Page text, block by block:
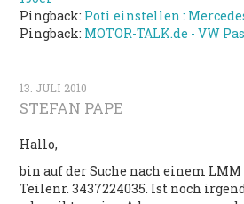
Pingback: Poti einstellen :
Pingback: MOTOR-TALK.de - VW
13. JULI 2010
STEFAN PAPE
Hallo,
bin auf der Suche nach einem LMM
Teilenr. 3437224035. Ist noch